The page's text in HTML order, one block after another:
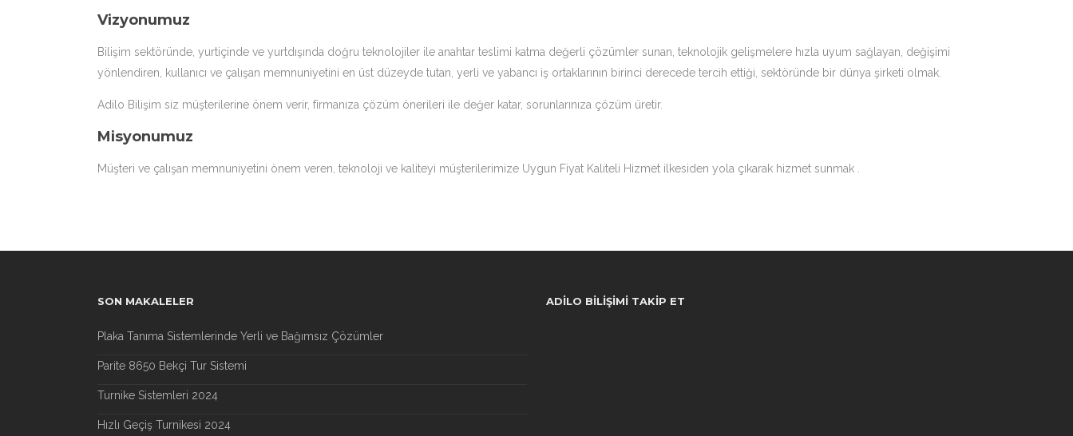
Vizyonumuz
Bilişim sektöründe, yurtiçinde ve yurtdışında doğru teknolojiler ile anahtar teslimi katma değerli çözümler sunan, teknolojik gelişmelere hızla uyum sağlayan, değişimi
yönlendiren, kullanıcı ve çalışan memnuniyetini en üst düzeyde tutan, yerli ve yabancı iş ortaklarının birinci derecede tercih ettiği, sektöründe bir dünya şirketi olmak.
Adilo Bilişim siz müşterilerine önem verir, firmanıza çözüm önerileri ile değer katar, sorunlarınıza çözüm üretir.
Misyonumuz
Müşteri ve çalışan memnuniyetini önem veren, teknoloji ve kaliteyi müşterilerimize Uygun Fiyat Kaliteli Hizmet ilkesiden yola çıkarak hizmet sunmak .
SON MAKALELER
Plaka Tanıma Sistemlerinde Yerli ve Bağımsız Çözümler
Parite 8650 Bekçi Tur Sistemi
Turnike Sistemleri 2024
Hızlı Geçiş Turnikesi 2024
ADILO BILIŞIMI TAKIP ET